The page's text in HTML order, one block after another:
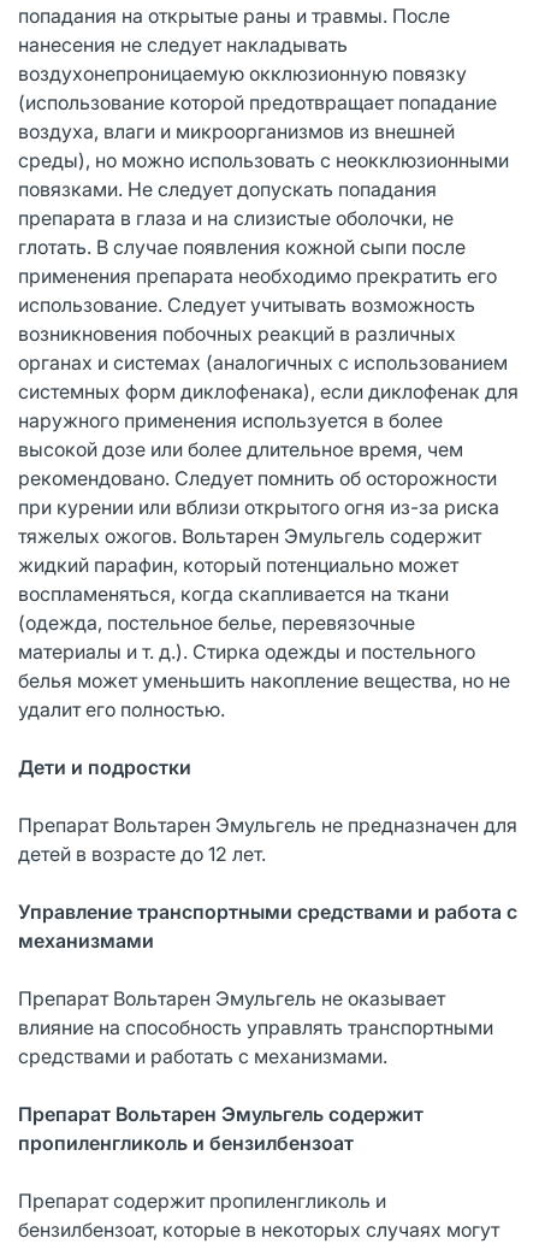
попадания на открытые раны и травмы. После
нанесения не следует накладывать
воздухонепроницаемую окклюзионную повязку
(использование которой предотвращает попадание
воздуха, влаги и микроорганизмов из внешней
среды), но можно использовать с неокклюзионными
повязками. Не следует допускать попадания
препарата в глаза и на слизистые оболочки, не
глотать. В случае появления кожной сыпи после
применения препарата необходимо прекратить его
использование. Следует учитывать возможность
возникновения побочных реакций в различных
органах и системах (аналогичных с использованием
системных форм диклофенака), если диклофенак для
наружного применения используется в более
высокой дозе или более длительное время, чем
рекомендовано. Cледует помнить об осторожности
при курении или вблизи открытого огня из-за риска
тяжелых ожогов. Вольтарен Эмульгель содержит
жидкий парафин, который потенциально может
воспламеняться, когда скапливается на ткани
(одежда, постельное белье, перевязочные
материалы и т. д.). Стирка одежды и постельного
белья может уменьшить накопление вещества, но не
удалит его полностью.
Дети и подростки
Препарат Вольтарен Эмульгель не предназначен для
детей в возрасте до 12 лет.
Управление транспортными средствами и работа с
механизмами
Препарат Вольтарен Эмульгель не оказывает
влияние на способность управлять транспортными
средствами и работать с механизмами.
Препарат Вольтарен Эмульгель содержит
пропиленгликоль и бензилбензоат
Препарат содержит пропиленгликоль и
бензилбензоат, которые в некоторых случаях могут